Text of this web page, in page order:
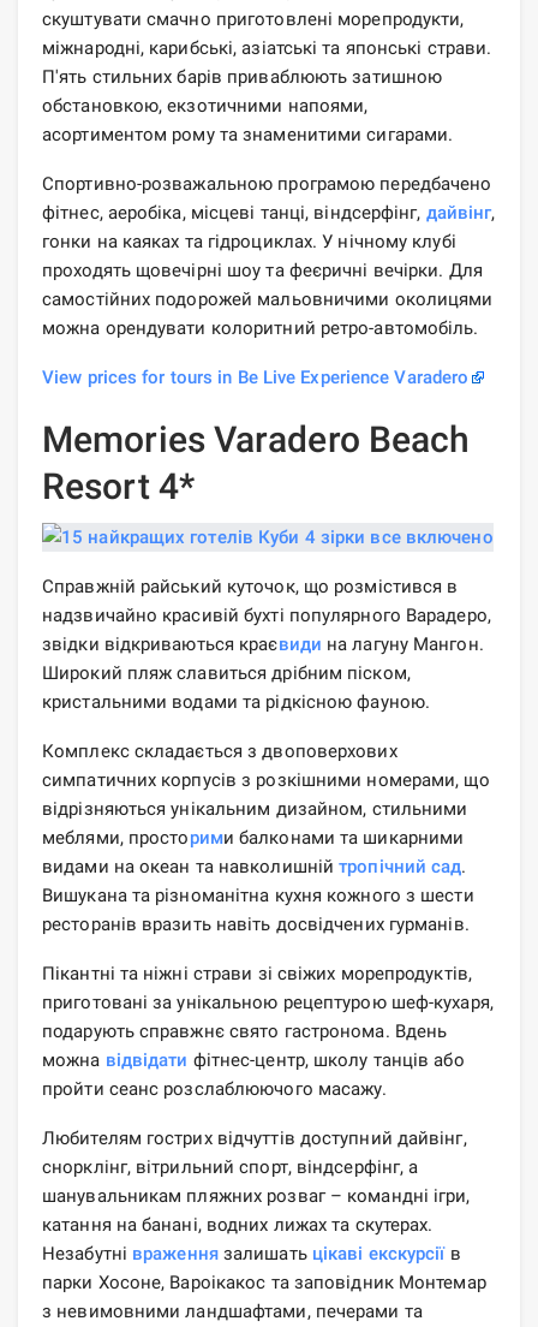
скуштувати смачно приготовлені морепродукти,
міжнародні, карибські, азіатські та японські страви.
П'ять стильних барів приваблюють затишною
обстановкою, екзотичними напоями,
асортиментом рому та знаменитими сигарами.
Спортивно-розважальною програмою передбачено
фітнес, аеробіка, місцеві танці, віндсерфінг, дайвінг,
гонки на каяках та гідроциклах. У нічному клубі
проходять щовечірні шоу та феєричні вечірки. Для
самостійних подорожей мальовничими околицями
можна орендувати колоритний ретро-автомобіль.
View prices for tours in Be Live Experience Varadero
Memories Varadero Beach
Resort 4*
Справжній райський куточок, що розмістився в
надзвичайно красивій бухті популярного Варадеро,
звідки відкриваються краєвиди на лагуну Мангон.
Широкий пляж славиться дрібним піском,
кристальними водами та рідкісною фауною.
Комплекс складається з двоповерхових
симпатичних корпусів з розкішними номерами, що
відрізняються унікальним дизайном, стильними
меблями, просторими балконами та шикарними
видами на океан та навколишнійтропічний сад.
Вишукана та різноманітна кухня кожного з шести
ресторанів вразить навіть досвідчених гурманів.
Пікантні та ніжні страви зі свіжих морепродуктів,
приготовані за унікальною рецептурою шеф-кухаря,
подарують справжнє свято гастронома. Вдень
можна відвідати фітнес-центр, школу танців або
пройти сеанс розслаблюючого масажу.
Любителям гострих відчуттів доступний дайвінг,
снорклінг, вітрильний спорт, віндсерфінг, а
шанувальникам пляжних розваг – командні ігри,
катання на банані, водних лижах та скутерах.
Незабутні враженнязалишать цікаві екскурсіїв
парки Хосоне, Вароікакос та заповідник Монтемар
з невимовними ландшафтами, печерами та